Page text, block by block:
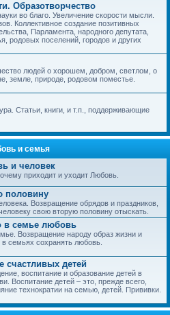
Образотворчество
во благо. Увеличение скорости мысли.
Коллективное создание позитивных
Парламента, народного депутата,
родовых поселений, городов и других
людей о хорошем, добром, светлом, о
земле, природе, родовом поместье.
Статьи, книги, и т.п., поддерживающие
и семья
и человек
приходит и уходит Любовь.
половину
Возвращение обрядов и праздников,
свою вторую половину отыскать.
в семье любовь
Возвращение народу образ жизни и
семьях сохранять любовь.
счастливых детей
воспитание и образование детей в
Воспитание детей – это, прежде всего,
технократии на семью, детей. Прививки.